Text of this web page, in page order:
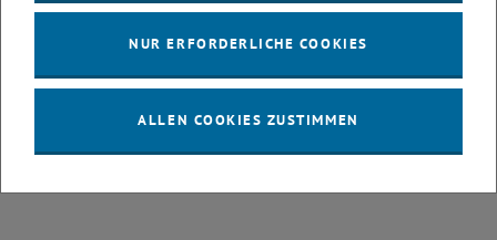
NUR ERFORDERLICHE COOKIES
ALLEN COOKIES ZUSTIMMEN